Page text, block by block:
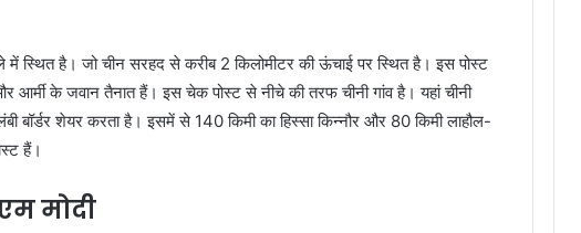
में स्थित है। जो चीन सरहद से करीब 2 किलोमीटर की ऊंचाई पर स्थित है। इस पोस्ट
आर्मी के जवान तैनात हैं। इस चेक पोस्ट से नीचे की तरफ चीनी गांव है। यहां चीनी
बॉर्डर शेयर करता है। इसमें से 140 किमी का हिस्सा किन्नौर और 80 किमी लाहौल-
हैं।
मोदी